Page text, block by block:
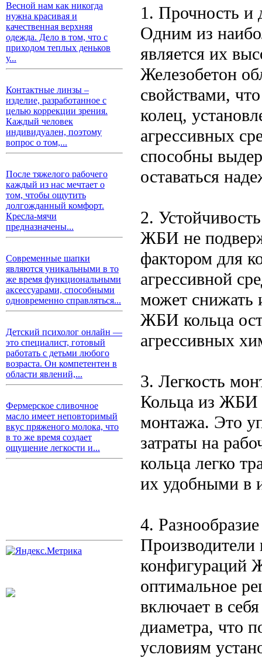
Весной нам как никогда
нужна красивая и
качественная верхняя
одежда. Дело в том, что с
приходом теплых деньков
у...
Контактные линзы –
изделие, разработанное с
целью коррекции зрения.
Каждый человек
индивидуален, поэтому
вопрос о том,...
После тяжелого рабочего
каждый из нас мечтает о
том, чтобы ощутить
долгожданный комфорт.
Кресла-мячи
предназначены...
Современные шапки
являются уникальными в то
же время функциональными
аксессуарами, способными
одновременно справляться...
Детский психолог онлайн —
это специалист, готовый
работать с детьми любого
возраста. Он компетентен в
области явлений,...
Фермерское сливочное
масло имеет неповторимый
вкус пряженого молока, что
в то же время создает
ощущение легкости и...
1. Прочность и
Одним из
является их
Железобетон
свойствами,
колец,
агрессивных
способны
оставаться
2.
ЖБИ не
фактором для
агрессивной
может снижать
ЖБИ кольца
агрессивных
3. Легкость
Кольца из ЖБИ
монтажа. Это
затраты на
кольца легко
их удобными в
4.
конфигураций
оптимальное
включает в
диаметра, что
условиям